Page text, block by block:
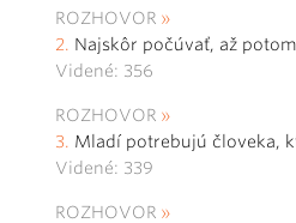
ROZHOVOR
Najskôr počúvať, až
Videné: 356
ROZHOVOR
Mladí potrebujú človeka,
Videné: 339
ROZHOVOR